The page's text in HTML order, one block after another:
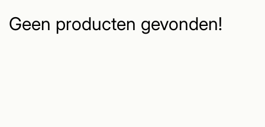
Geen producten gevonden!